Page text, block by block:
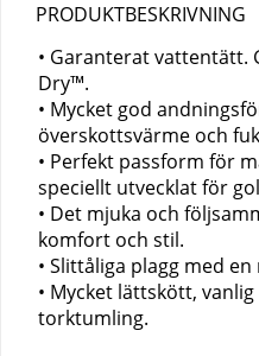
PRODUKTBESKRIVNING
• Garanterat vattentätt.
Dry™.
• Mycket god
överskottsvärme och
• Perfekt passform för
speciellt utvecklat för
• Det mjuka och
komfort och stil.
• Slittåliga plagg med
• Mycket lättskött,
torktumling.